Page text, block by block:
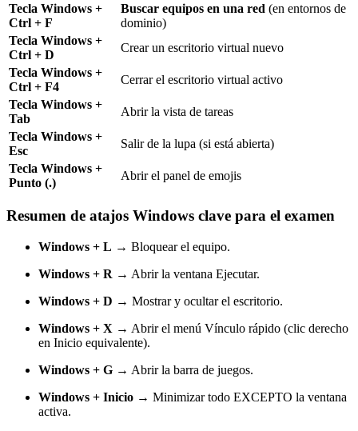
Tecla Windows +
Ctrl + F
Buscar equipos en una red (en entornos de
dominio)
Tecla Windows +
Ctrl + D
Crear un escritorio virtual nuevo
Tecla Windows +
Ctrl + F4
Cerrar el escritorio virtual activo
Tecla Windows +
Tab
Abrir la vista de tareas
Tecla Windows +
Esc
Salir de la lupa (si está abierta)
Tecla Windows +
Punto (.)
Abrir el panel de emojis
Resumen de atajos Windows clave para el examen
Windows + L → Bloquear el equipo.
Windows + R → Abrir la ventana Ejecutar.
Windows + D → Mostrar y ocultar el escritorio.
Windows + X → Abrir el menú Vínculo rápido (clic derecho
en Inicio equivalente).
Windows + G → Abrir la barra de juegos.
Windows + Inicio → Minimizar todo EXCEPTO la ventana
activa.